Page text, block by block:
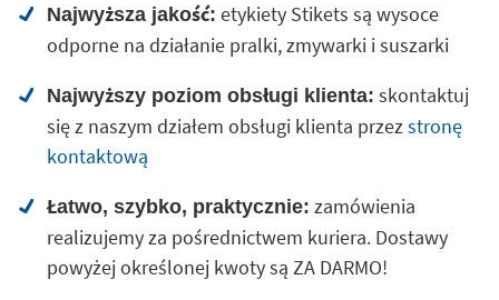
Najwyższa jakość: etykiety Stikets są wysoce
odporne na działanie pralki, zmywarki i suszarki
Najwyższy poziom obsługi klienta: skontaktuj
się z naszym działem obsługi klienta przezstronę
kontaktową
Łatwo, szybko, praktycznie: zamówienia
realizujemy za pośrednictwem kuriera. Dostawy
powyżej określonej kwoty są ZA DARMO!